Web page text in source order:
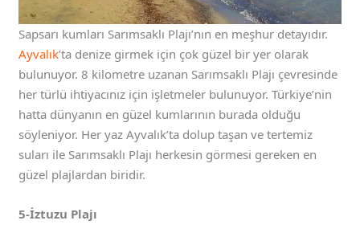
Sapsarı kumları Sarımsaklı Plajı’nın en meşhur detayıdır.
Ayvalık’ta denize girmek için çok güzel bir yer olarak
bulunuyor. 8 kilometre uzanan Sarımsaklı Plajı çevresinde
her türlü ihtiyacınız için işletmeler bulunuyor. Türkiye’nin
hatta dünyanın en güzel kumlarının burada olduğu
söyleniyor. Her yaz Ayvalık’ta dolup taşan ve tertemiz
suları ile Sarımsaklı Plajı herkesin görmesi gereken en
güzel plajlardan biridir.
5-İztuzu Plajı